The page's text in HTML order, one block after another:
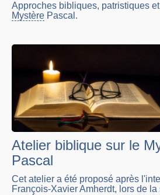
Approches bibliques, patristiques
Mystère Pascal.
Atelier biblique sur le
Pascal
Cet atelier a été proposé après
François-Xavier Amherdt, lors de